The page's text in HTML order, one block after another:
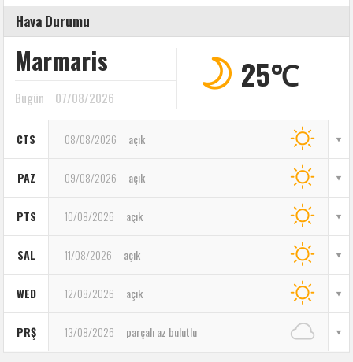
Hava Durumu
Marmaris
Bugün 07/08/2026
25℃
CTS 08/08/2026 açık
PAZ 09/08/2026 açık
PTS 10/08/2026 açık
SAL 11/08/2026 açık
WED 12/08/2026 açık
PRŞ 13/08/2026 parçalı az bulutlu